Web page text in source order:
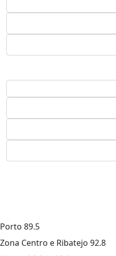
Porto 89.5
Zona Centro e Ribatejo 92.8